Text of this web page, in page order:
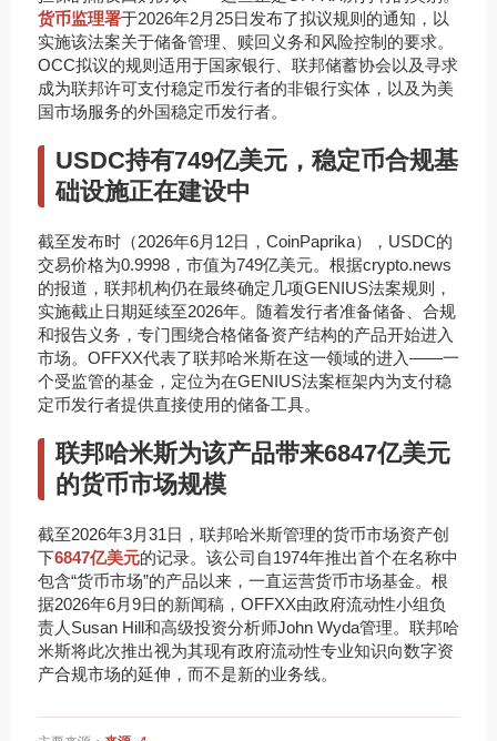
货币监理署于2026年2月25日发布了拟议规则的通知，以
实施该法案关于储备管理、赎回义务和风险控制的要求。
OCC拟议的规则适用于国家银行、联邦储蓄协会以及寻求
成为联邦许可支付稳定币发行者的非银行实体，以及为美
国市场服务的外国稳定币发行者。
USDC持有749亿美元，稳定币合规基
础设施正在建设中
截至发布时（2026年6月12日，CoinPaprika），USDC的
交易价格为0.9998，市值为749亿美元。根据crypto.news
的报道，联邦机构仍在最终确定几项GENIUS法案规则，
实施截止日期延续至2026年。随着发行者准备储备、合规
和报告义务，专门围绕合格储备资产结构的产品开始进入
市场。OFFXX代表了联邦哈米斯在这一领域的进入——一
个受监管的基金，定位为在GENIUS法案框架内为支付稳
定币发行者提供直接使用的储备工具。
联邦哈米斯为该产品带来6847亿美元
的货币市场规模
截至2026年3月31日，联邦哈米斯管理的货币市场资产创
下6847亿美元的记录。该公司自1974年推出首个在名称中
包含“货币市场”的产品以来，一直运营货币市场基金。根
据2026年6月9日的新闻稿，OFFXX由政府流动性小组负
责人Susan Hill和高级投资分析师John Wyda管理。联邦哈
米斯将此次推出视为其现有政府流动性专业知识向数字资
产合规市场的延伸，而不是新的业务线。